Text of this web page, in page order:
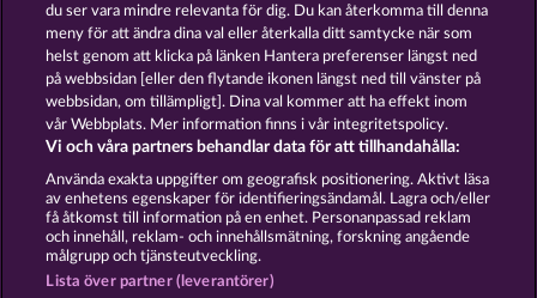
Visa alla spel
Användarvillkor Sekretesspolicy Avtryck
Om Företaget FAQ Facebook
Skicka in en begäran om att ångra köpet
du ser vara mindre relevanta för dig. Du kan återkomma till denna
meny för att ändra dina val eller återkalla ditt samtycke när som
helst genom att klicka på länken Hantera preferenser längst ned
på webbsidan [eller den flytande ikonen längst ned till vänster på
webbsidan, om tillämpligt]. Dina val kommer att ha effekt inom
vår Webbplats. Mer information finns i vår integritetspolicy.
Vi och våra partners behandlar data för att tillhandahålla:
Använda exakta uppgifter om geografisk positionering. Aktivt läsa
av enhetens egenskaper för identifieringsändamål. Lagra och/eller
få åtkomst till information på en enhet. Personanpassad reklam
och innehåll, reklam- och innehållsmätning, forskning angående
målgrupp och tjänsteutveckling.
Lista över partner (leverantörer)